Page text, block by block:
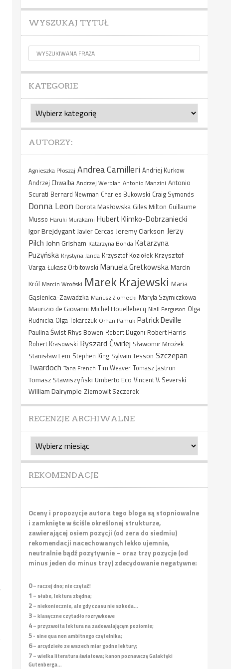
WYSZUKAJ TYTUŁ
KATEGORIE
Kategorie
AUTORZY:
Agnieszka Płoszaj Andrea Camilleri Andriej Kurkow
Andrzej Chwalba Andrzej Werblan Antonio Manzini Antonio
Scurati Bernard Newman Charles Bukowski Craig Symonds
Donna Leon Dorota Masłowska Giles Milton Guillaume
Musso Haruki Murakami Hubert Klimko-Dobrzaniecki
Igor Brejdygant Javier Cercas Jeremy Clarkson Jerzy
Pilch John Grisham Katarzyna Bonda Katarzyna
Puzyńska Krystyna Janda Krzysztof Koziołek Krzysztof
Varga Łukasz Orbitowski Manuela Gretkowska Marcin
Król Marcin Wroński Marek Krajewski Maria
Gąsienica-Zawadzka Mariusz Ziomecki Maryla Szymiczkowa
Maurizio de Giovanni Michel Houellebecq Niall Ferguson Olga
Rudnicka Olga Tokarczuk Orhan Pamuk Patrick Deville
Paulina Świst Rhys Bowen Robert Dugoni Robert Harris
Robert Krasowski Ryszard Ćwirlej Sławomir Mrożek
Stanisław Lem Stephen King Sylvain Tesson Szczepan
Twardoch Tana French Tim Weaver Tomasz Jastrun
Tomasz Stawiszyński Umberto Eco Vincent V. Severski
William Dalrymple Ziemowit Szczerek
RECENZJE ARCHIWALNE
Recenzje
archiwalne
REKOMENDACJE
Oceny i propozycje autora tego bloga są stopniowalne
i zamknięte w ściśle określonej strukturze,
zawierającej osiem pozycji (od zera do siedmiu)
rekomendacji nacechowanych lekko ujemnie,
neutralnie bądź pozytywnie – oraz trzy pozycje (od
minus jeden do minus trzy) zdecydowanie negatywne:
0– raczej dno; nie czytać!
1 – słabe, lektura zbędna;
2– niekoniecznie, ale gdy czasu nie szkoda...
3– klasyczne czytadło rozrywkowe
4– przyzwoita lektura na zadowalającym poziomie;
5- sine qua non ambitnego czytelnika;
6– arcydzieło ze wszech miar godne lektury;
7– wielka literatura światowa; kanon poznawczy Galaktyki
Gutenberga...